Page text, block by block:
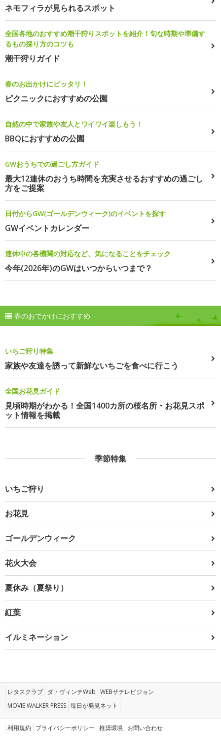
ネモフィラが見られるスポット
全国各地のおすすめ潮干狩りスポットを紹介！旬な時期や準備す
るもの採り方のコツも
潮干狩りガイド
春のお出かけにピッタリ！
ピクニックにおすすめの公園
自然の中で家族や友人とワイワイ楽しもう！
BBQにおすすめの公園
GWおうちでの過ごし方ガイド
最大12連休のおうち時間を充実させるおすすめの過ごし
方をご提案
日付からGW(ゴールデンウィーク)のイベントを探す
GWイベントカレンダー
連休中の各機関の対応など、気になることをチェック
今年(2026年)のGWはいつからいつまで？
春のおでかけにおすすめ
いちご狩り特集
家族や友達を誘って新鮮ないちごを食べに行こう
全国お花見ガイド
見頃時期がわかる！全国1400カ所の桜名所・お花見スポ
ット情報を掲載
季節特集
いちご狩り
お花見
ゴールデンウィーク
花火大会
夏休み（夏祭り）
紅葉
イルミネーション
レタスクラブ ダ・ヴィンチWeb WEBザテレビジョン
MOVIE WALKER PRESS 毎日が発見ネット
利用規約 プライバシーポリシー 推奨環境 お問い合わせ